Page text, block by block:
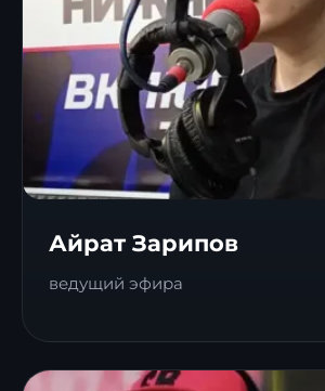
Айрат Зарипов
ведущий эфира